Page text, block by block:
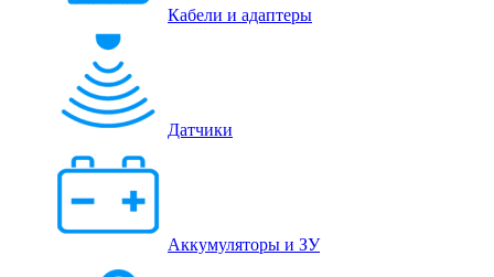
Кабели и адаптеры
Датчики
Аккумуляторы и ЗУ